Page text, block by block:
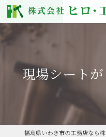
現場シート